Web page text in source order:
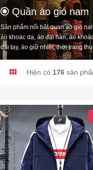
Quần áo gió nam
Sản phẩm nổi bật quan ao gio
áo khoác dạ, áo đại hàn, áo
dài tay, áo giữ nhiệt, thời trang
Hiện có 176 sản